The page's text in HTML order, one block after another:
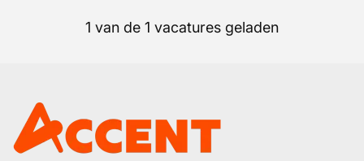
1 van de 1 vacatures geladen